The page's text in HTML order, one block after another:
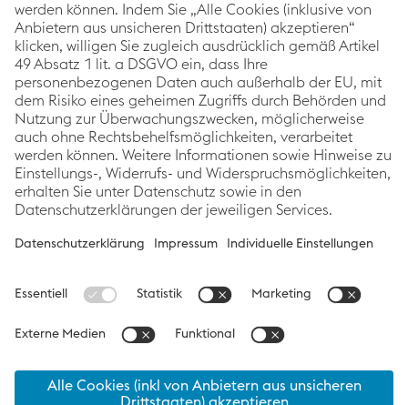
Mittelpunkt stehen dabei immer die Geschichten der
voestalpine Mitarbeiter:innen, Projekte sowie
Produkte.
Kategorien
Innovation &
Techno­logie
Nachhaltigkeit
Karriere
Links
Impressum
Datenschutzerklärung
Barrierefreiheitsstatement
Cookie
Folgen Sie uns
socialmedia@voestalpine.com